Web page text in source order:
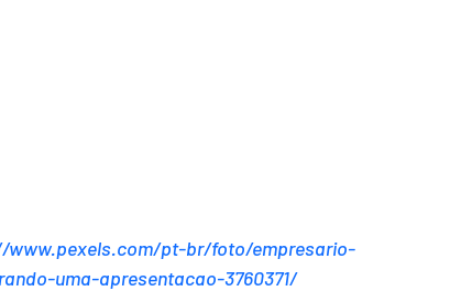
www.pexels.com/pt-br/foto/empresario-
uma-apresentacao-3760371/